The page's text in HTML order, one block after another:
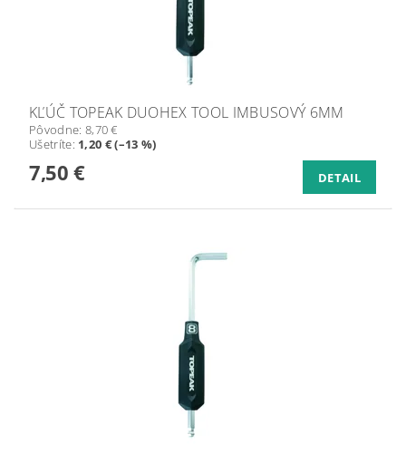
KĽÚČ TOPEAK DUOHEX TOOL IMBUSOVÝ 6MM
Pôvodne: 8,70 €
Ušetríte: 1,20 € (–13 %)
7,50 € DETAIL